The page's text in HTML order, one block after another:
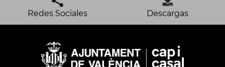
Redes Sociales Descargas